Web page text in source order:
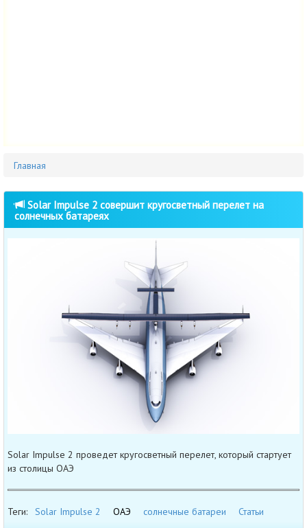
Главная
Solar Impulse 2 совершит кругосветный перелет на
солнечных батареях
Solar Impulse 2 проведет кругосветный перелет, который стартует
из столицы ОАЭ
Теги: Solar Impulse 2 ОАЭ солнечные батареи
Статьи